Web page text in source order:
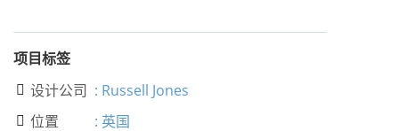
项目标签
 设计公司 : Russell Jones
 位置 : 英国